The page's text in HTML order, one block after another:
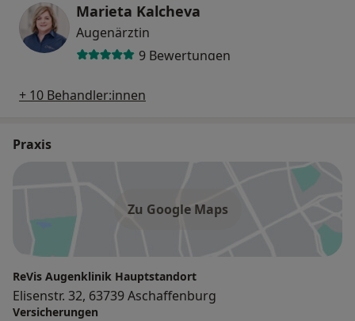
Marieta Kalcheva
Augenärztin
9 Bewertungen
+ 10 Behandler:innen
Praxis
Zu Google Maps
ReVis Augenklinik Hauptstandort
Elisenstr. 32, 63739 Aschaffenburg
Versicherungen